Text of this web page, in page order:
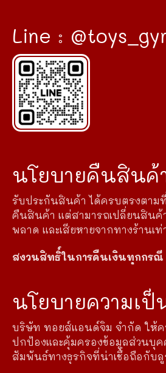
Line :
นโยบายคืนสินค้
รับประกันสินค้า ได้ครบตรงตาม
คืนสินค้า แต่สามารถเปลี่ยนสินค้
พลาด และเสียหายจากทางร้านเ
สงวนสิทธิ์ในการคืนเงินทุกกรณี
นโยบายความเ
บริษัท ทอยส์แอนด์จิม จำกัด ให้
ปกป้องและคุ้มครองข้อมูลส่วนบุค
สัมพันธ์ทางธุรกิจที่น่าเชื่อถือกับลู